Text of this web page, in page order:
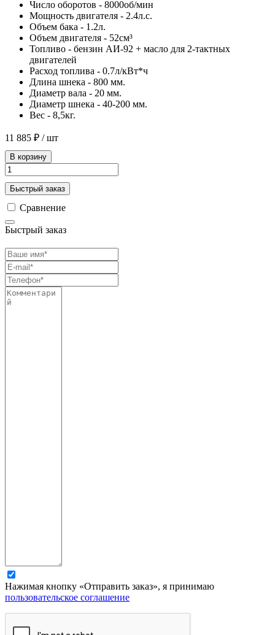
Число оборотов - 8000об/мин
Мощность двигателя - 2.4л.с.
Объем бака - 1.2л.
Объем двигателя - 52см³
Топливо - бензин АИ-92 + масло для 2-тактных
двигателей
Расход топлива - 0.7л/кВт*ч
Длина шнека - 800 мм.
Диаметр вала - 20 мм.
Диаметр шнека - 40-200 мм.
Вес - 8,5кг.
11 885 ₽ / шт
В корзину
Быстрый заказ
Сравнение
Быстрый заказ
Нажимая кнопку «Отправить заказ», я принимаю
пользовательское соглашение